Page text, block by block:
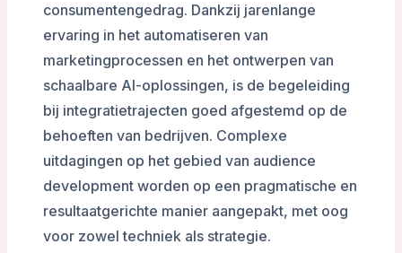
consumentengedrag. Dankzij jarenlange
ervaring in het automatiseren van
marketingprocessen en het ontwerpen van
schaalbare AI-oplossingen, is de begeleiding
bij integratietrajecten goed afgestemd op de
behoeften van bedrijven. Complexe
uitdagingen op het gebied van audience
development worden op een pragmatische en
resultaatgerichte manier aangepakt, met oog
voor zowel techniek als strategie.